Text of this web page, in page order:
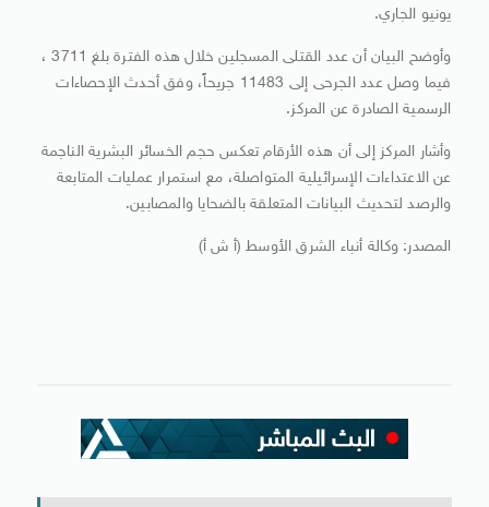
يونيو الجاري.
وأوضح البيان أن عدد القتلى المسجلين خلال هذه الفترة بلغ 3711 ،
فيما وصل عدد الجرحى إلى 11483 جريحاً، وفق أحدث الإحصاءات
الرسمية الصادرة عن المركز.
وأشار المركز إلى أن هذه الأرقام تعكس حجم الخسائر البشرية الناجمة
عن الاعتداءات الإسرائيلية المتواصلة، مع استمرار عمليات المتابعة
والرصد لتحديث البيانات المتعلقة بالضحايا والمصابين.
المصدر: وكالة أنباء الشرق الأوسط (أ ش أ)